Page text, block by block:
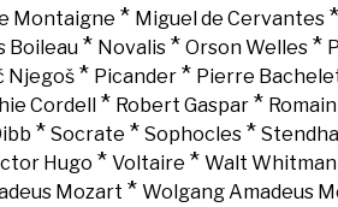
Montaigne * Miguel de Cervantes*
Boileau* Novalis* Orson Welles*
Njegoš* Picander* Pierre
Cordell * Robert Gaspar*
* Socrate * Sophocles* Stendhal
Hugo * Voltaire * Walt Whitman
Mozart * Wolgang Amadeus